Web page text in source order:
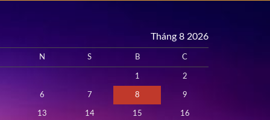
Tháng 8 2026
N S B C
1 2
6 7 8 9
13 14 15 16